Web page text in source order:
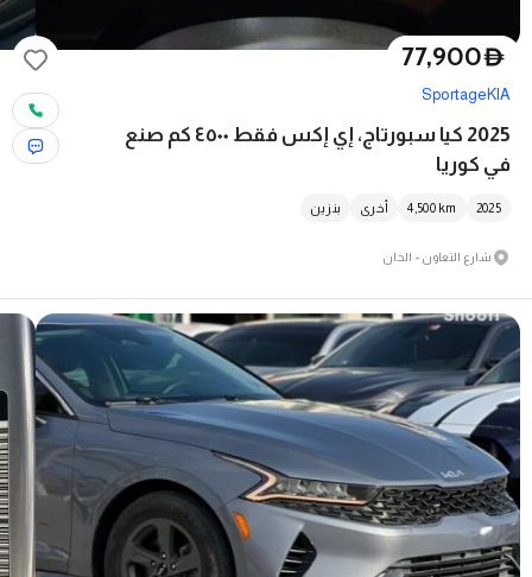
D
77,900
KIA
Sportage
2025 كيا سبورتاج، إي إكس فقط ٤٥٠٠ كم صنع
في كوريا
2025
4,500 km أخرى بنزين
شارع التعاون - الخان